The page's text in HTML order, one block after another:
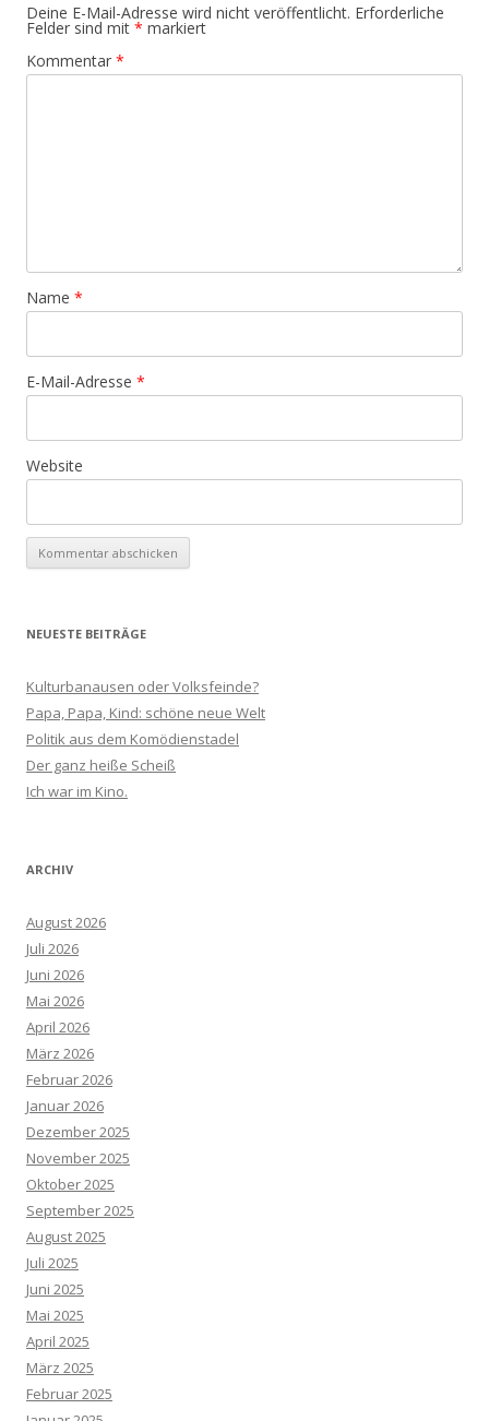
Deine E-Mail-Adresse wird nicht veröffentlicht. Erforderliche
Felder sind mit * markiert
Kommentar *
Name *
E-Mail-Adresse *
Website
NEUESTE BEITRÄGE
Kulturbanausen oder Volksfeinde?
Papa, Papa, Kind: schöne neue Welt
Politik aus dem Komödienstadel
Der ganz heiße Scheiß
Ich war im Kino.
ARCHIV
August 2026
Juli 2026
Juni 2026
Mai 2026
April 2026
März 2026
Februar 2026
Januar 2026
Dezember 2025
November 2025
Oktober 2025
September 2025
August 2025
Juli 2025
Juni 2025
Mai 2025
April 2025
März 2025
Februar 2025